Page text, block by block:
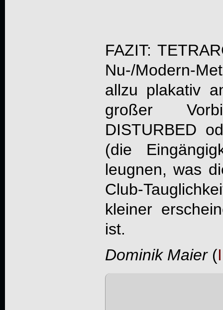
FAZIT:
Nu-/Modern-
allzu plakativ
großer
DISTURBED
(die
leugnen, was
Club-
kleiner
ist.
Dominik Maier(